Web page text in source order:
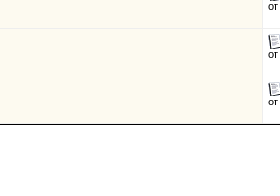
от
от
от